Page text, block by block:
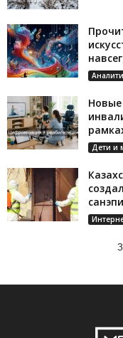
Новые
Дети и